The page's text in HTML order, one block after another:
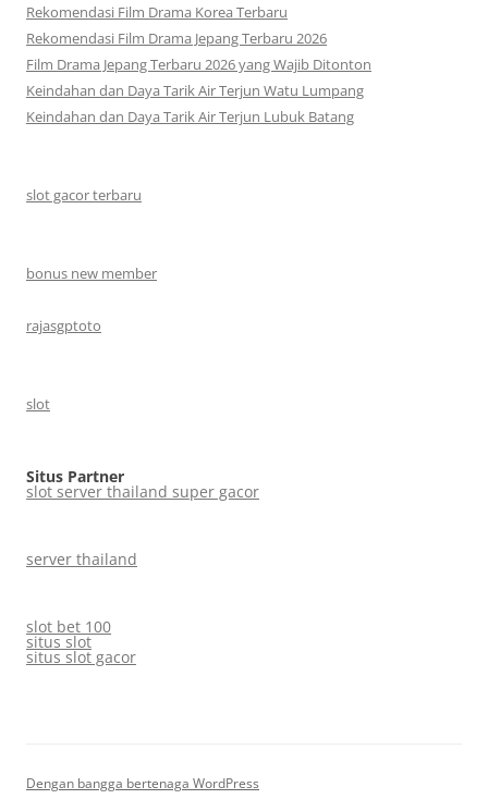
Rekomendasi Film Drama Korea Terbaru
Rekomendasi Film Drama Jepang Terbaru 2026
Film Drama Jepang Terbaru 2026 yang Wajib Ditonton
Keindahan dan Daya Tarik Air Terjun Watu Lumpang
Keindahan dan Daya Tarik Air Terjun Lubuk Batang
slot gacor terbaru
bonus new member
rajasgptoto
slot
Situs Partner
slot server thailand super gacor
server thailand
slot bet 100
situs slot
situs slot gacor
Dengan bangga bertenaga WordPress